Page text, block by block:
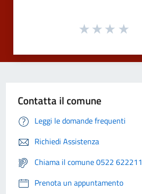
Contatta il comune
Leggi le domande frequenti
Richiedi Assistenza
Chiama il comune 0522 622211
Prenota un appuntamento